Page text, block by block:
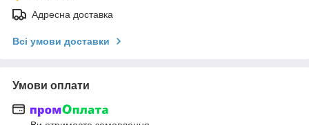
Адресна доставка
Всі умови доставки
Умови оплати